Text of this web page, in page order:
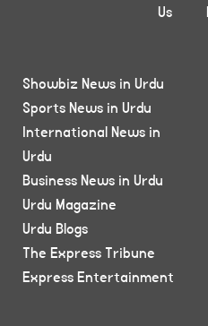
Us
Showbiz News in Urdu
Sports News in Urdu
International News in
Urdu
Business News in Urdu
Urdu Magazine
Urdu Blogs
The Express Tribune
Express Entertainment